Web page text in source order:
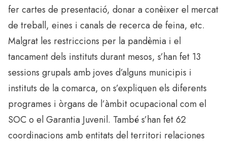
fer cartes de presentació, donar a conèixer el mercat
de treball, eines i canals de recerca de feina, etc.
Malgrat les restriccions per la pandèmia i el
tancament dels instituts durant mesos, s’han fet 13
sessions grupals amb joves d’alguns municipis i
instituts de la comarca, on s’expliquen els diferents
programes i òrgans de l’àmbit ocupacional com el
SOC o el Garantia Juvenil. També s’han fet 62
coordinacions amb entitats del territori relaciones